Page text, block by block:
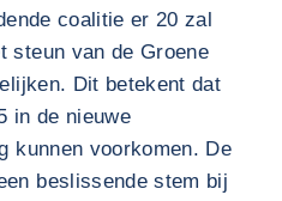
coalitie er 20 zal
steun van de Groene
Dit betekent dat
in de nieuwe
kunnen voorkomen. De
beslissende stem bij